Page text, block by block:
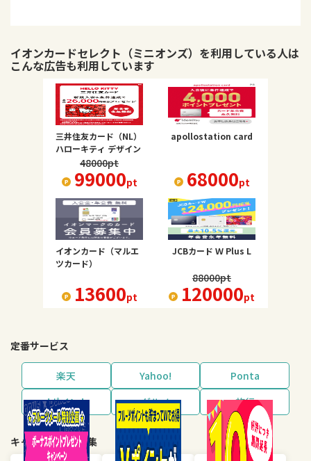
イオンカードセレクト（ミニオンズ） を利用している人は
こんな広告も利用しています
三井住友カード（NL）
ハローキティ デザイン
48000pt
99000pt
apollostation card
68000pt
イオンカード（マルエ
ツカード）
13600pt
JCBカード Ｗ Plus L
88000pt
120000pt
定番サービス
楽天 Yahoo!
Ponta
dポイント
グルメ 旅行
キャンペーン・特集